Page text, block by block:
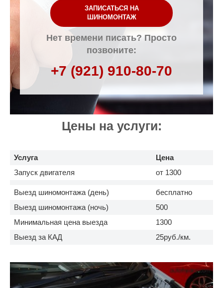
ЗАПИСАТЬСЯ НА
ШИНОМОНТАЖ
Нет времени писать? Просто
позвоните:
+7 (921) 910-80-70
Цены на услуги:
Услуга
Цена
Запуск двигателя
от 1300
Выезд шиномонтажа (день)
бесплатно
Выезд шиномонтажа (ночь)
500
Минимальная цена выезда
1300
Выезд за КАД
25руб./км.